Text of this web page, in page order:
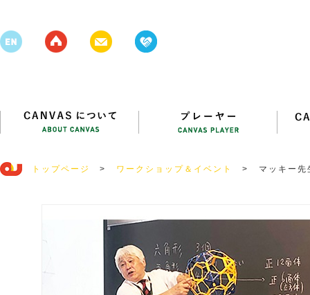
トップページ > ワークショップ＆イベント > マッキー